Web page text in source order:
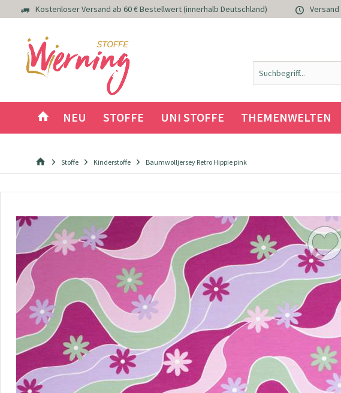
Kostenloser Versand ab 60 € Bestellwert (innerhalb Deutschland)
NEU STOFFE UNI STOFFE THEMENWELTEN
Stoffe Kinderstoffe Baumwolljersey Retro Hippie pink